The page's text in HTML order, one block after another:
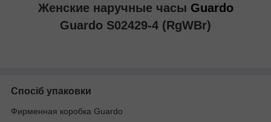
Женские наручные часы Guardo
Guardo S02429-4 (RgWBr)
Спосіб упаковки
Фирменная коробка Guardo